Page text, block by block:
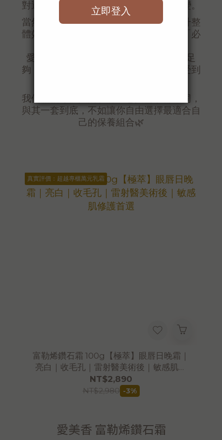
對適合你的那一瓶，就能看到肌膚的改變。
當然，不同產品之間可以搭配使用，提升整
體效果，但這應該是一種「加分」而非「必
愛美香的產品配方都是真材實料、濃度足
夠，就算只選一瓶，也能安心、明顯感受到
我們相信每個人的肌膚狀態與需求都不同，
與其一套到底，不如讓你自由選擇最適合自
己的保養組合🌿
真實評價：超越專櫃萬元乳霜
富勒烯鑽石霜 100g【極萃】眼唇日晚霜｜
亮白｜收毛孔｜雷射醫美術後｜敏感肌修
護首選
NT$2,890
NT$2,980 -3%
愛美香 富勒烯鑽石霜